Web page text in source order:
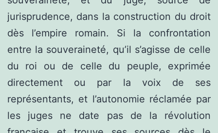
jurisprudence, dans la construction du droit
dès l’empire romain. Si la confrontation
entre la souveraineté, qu’il s’agisse de celle
du roi ou de celle du peuple, exprimée
directement ou par la voix de ses
représentants, et l’autonomie réclamée par
les juges ne date pas de la révolution